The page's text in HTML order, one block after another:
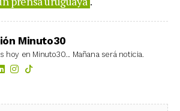
Minuto30
hoy en Minuto30... Mañana será noticia.